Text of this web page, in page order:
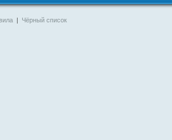
| Чёрный список